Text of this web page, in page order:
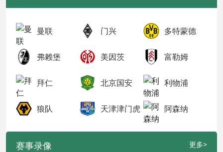
曼联 门兴 多特蒙德
弗赖堡 美因茨 富勒姆
拜仁 北京国安 利物浦
狼队 天津津门虎 阿森纳
赛事录像 更多>